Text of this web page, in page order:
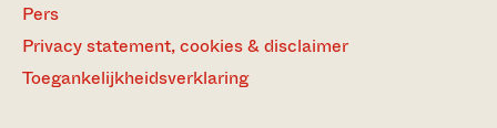
Pers
Privacy statement, cookies & disclaimer
Toegankelijkheidsverklaring